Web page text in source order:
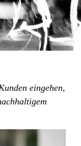
eingehen,